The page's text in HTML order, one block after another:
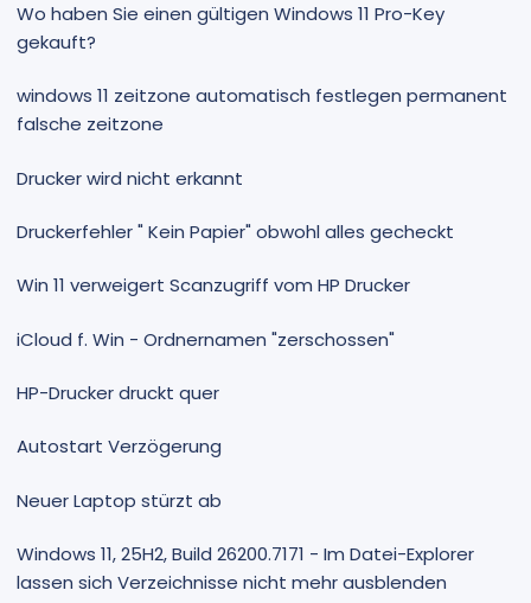
Wo haben Sie einen gültigen Windows 11 Pro-Key
gekauft?
windows 11 zeitzone automatisch festlegen permanent
falsche zeitzone
Drucker wird nicht erkannt
Druckerfehler " Kein Papier" obwohl alles gecheckt
Win 11 verweigert Scanzugriff vom HP Drucker
iCloud f. Win - Ordnernamen "zerschossen"
HP-Drucker druckt quer
Autostart Verzögerung
Neuer Laptop stürzt ab
Windows 11, 25H2, Build 26200.7171 - Im Datei-Explorer
lassen sich Verzeichnisse nicht mehr ausblenden